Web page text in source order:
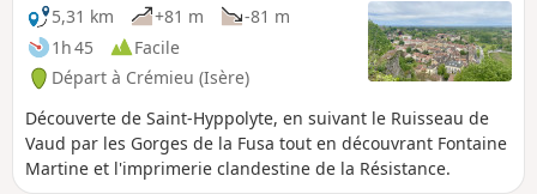
5,31 km
+81 m
-81 m
1h 45
Facile
Départ à Crémieu (Isère)
Découverte de Saint-Hyppolyte, en suivant le Ruisseau de
Vaud par les Gorges de la Fusa tout en découvrant Fontaine
Martine et l'imprimerie clandestine de la Résistance.